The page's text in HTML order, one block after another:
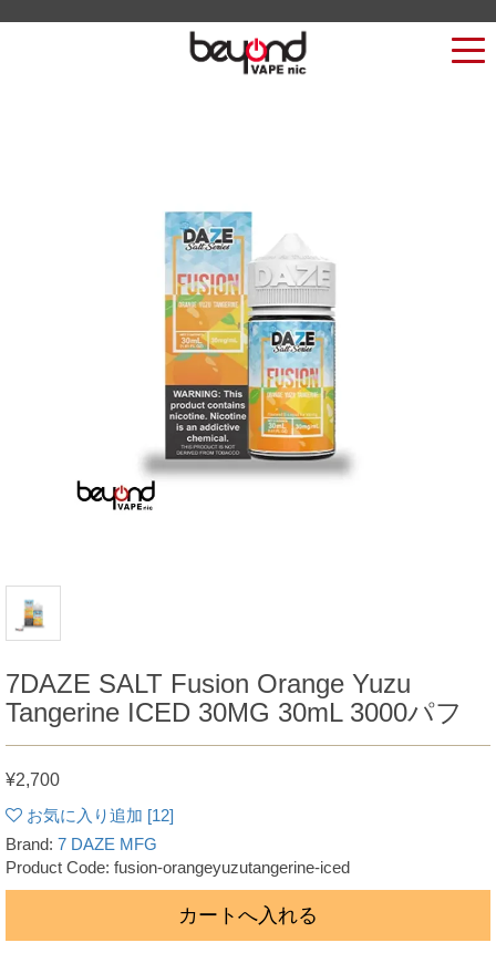
7DAZE SALT Fusion Orange Yuzu
Tangerine ICED 30MG 30mL 3000パフ
¥2,700
お気に入り追加 [12]
Brand: 7 DAZE MFG
Product Code: fusion-orangeyuzutangerine-iced
カートへ入れる